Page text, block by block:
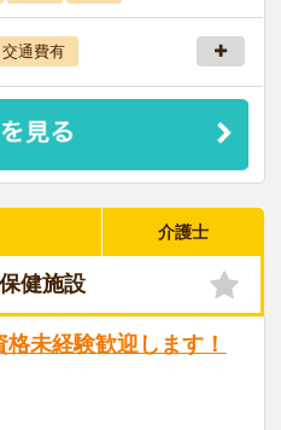
交通費有
介護士
健施設
格未経験歓迎します！